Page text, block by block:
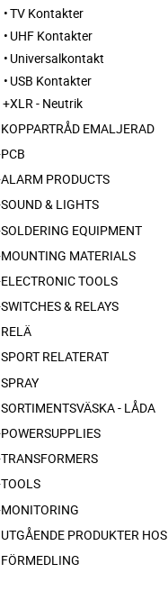
TV Kontakter
UHF Kontakter
Universalkontakt
USB Kontakter
XLR - Neutrik
KOPPARTRÅD EMALJERAD
PCB
ALARM PRODUCTS
SOUND & LIGHTS
SOLDERING EQUIPMENT
MOUNTING MATERIALS
ELECTRONIC TOOLS
SWITCHES & RELAYS
RELÄ
SPORT RELATERAT
SPRAY
SORTIMENTSVÄSKA - LÅDA
POWERSUPPLIES
TRANSFORMERS
TOOLS
MONITORING
UTGÅENDE PRODUKTER HOS LEVERANTÖR
FÖRMEDLING